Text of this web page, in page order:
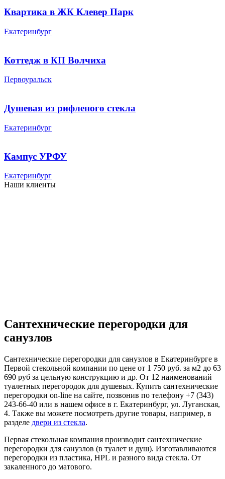
Квартика в ЖК Клевер Парк
Екатеринбург
Коттедж в КП Волчиха
Первоуральск
Душевая из рифленого стекла
Екатеринбург
Кампус УРФУ
Екатеринбург
Наши клиенты
Сантехнические перегородки для
санузлов
Сантехнические перегородки для санузлов в Екатеринбурге в
Первой стекольной компании по цене от 1 750 руб. за м2 до 63
690 руб за цельную конструкцию и др. От 12 наименований
туалетных перегородок для душевых. Купить сантехнические
перегородки on-line на сайте, позвонив по телефону +7 (343)
243-66-40 или в нашем офисе в г. Екатеринбург, ул. Луганская,
4. Также вы можете посмотреть другие товары, например, в
разделе двери из стекла.
Первая стекольная компания производит сантехнические
перегородки для санузлов (в туалет и душ). Изготавливаются
перегородки из пластика, HPL и разного вида стекла. От
закаленного до матового.